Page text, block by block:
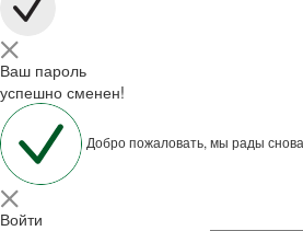
Ваш пароль
успешно сменен!
Добро пожаловать, мы рады
Войти